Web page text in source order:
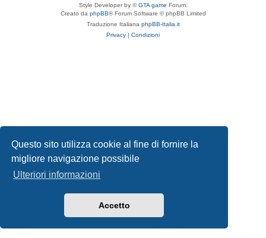
Questo sito utilizza cookie al fine di fornire la
migliore navigazione possibile
Ulteriori informazioni
Accetto
Style Developer by ©GTA game Forum.
Creato da phpBB® Forum Software © phpBB Limited
Traduzione Italiana phpBB-Italia.it
Privacy | Condizioni